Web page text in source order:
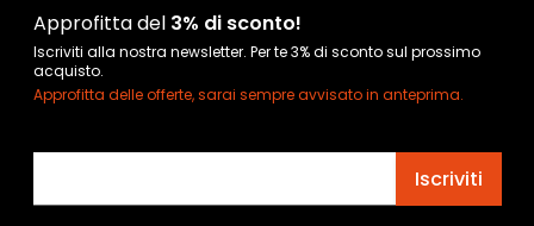
Approfitta del 3% di sconto!
Iscriviti alla nostra newsletter. Per te 3% di sconto sul prossimo
acquisto.
Approfitta delle offerte, sarai sempre avvisato in anteprima.
Iscriviti